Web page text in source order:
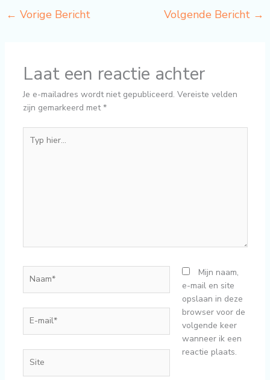
← Vorige Bericht Volgende Bericht →
Laat een reactie achter
Je e-mailadres wordt niet gepubliceerd. Vereiste velden
zijn gemarkeerd met*
hier...
mail*
Mijn naam,
e-mail en site
opslaan in deze
browser voor de
volgende keer
wanneer ik een
reactie plaats.